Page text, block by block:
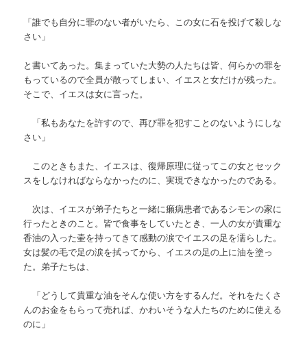
「誰でも自分に罪のない者がいたら、この女に石を投げて殺しな
さい」
と書いてあった。集まっていた大勢の人たちは皆、何らかの罪を
もっているので全員が散ってしまい、イエスと女だけが残った。
そこで、イエスは女に言った。
「私もあなたを許すので、再び罪を犯すことのないようにしな
さい」
このときもまた、イエスは、復帰原理に従ってこの女とセック
スをしなければならなかったのに、実現できなかったのである。
次は、イエスが弟子たちと一緒に癩病患者であるシモンの家に
行ったときのこと。皆で食事をしていたとき、一人の女が貴重な
香油の入った壷を持ってきて感動の涙でイエスの足を濡らした。
女は髪の毛で足の涙を拭ってから、イエスの足の上に油を塗っ
た。弟子たちは、
「どうして貴重な油をそんな使い方をするんだ。それをたくさ
んのお金をもらって売れば、かわいそうな人たちのために使える
のに」